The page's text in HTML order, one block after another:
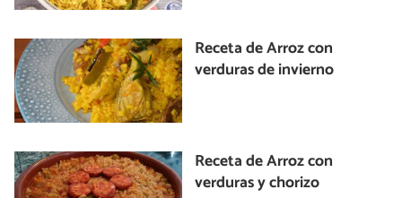
Receta de Arroz con
verduras de invierno
Receta de Arroz con
verduras y chorizo